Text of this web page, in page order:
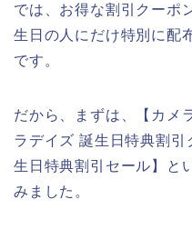
では、お得な割引クーポ
生日の人にだけ特別に配
です。
だから、まずは、【カメ
ラデイズ 誕生日特典割
生日特典割引セール】と
みました。